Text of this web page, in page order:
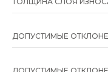
ДОПУСТИМЫЕ